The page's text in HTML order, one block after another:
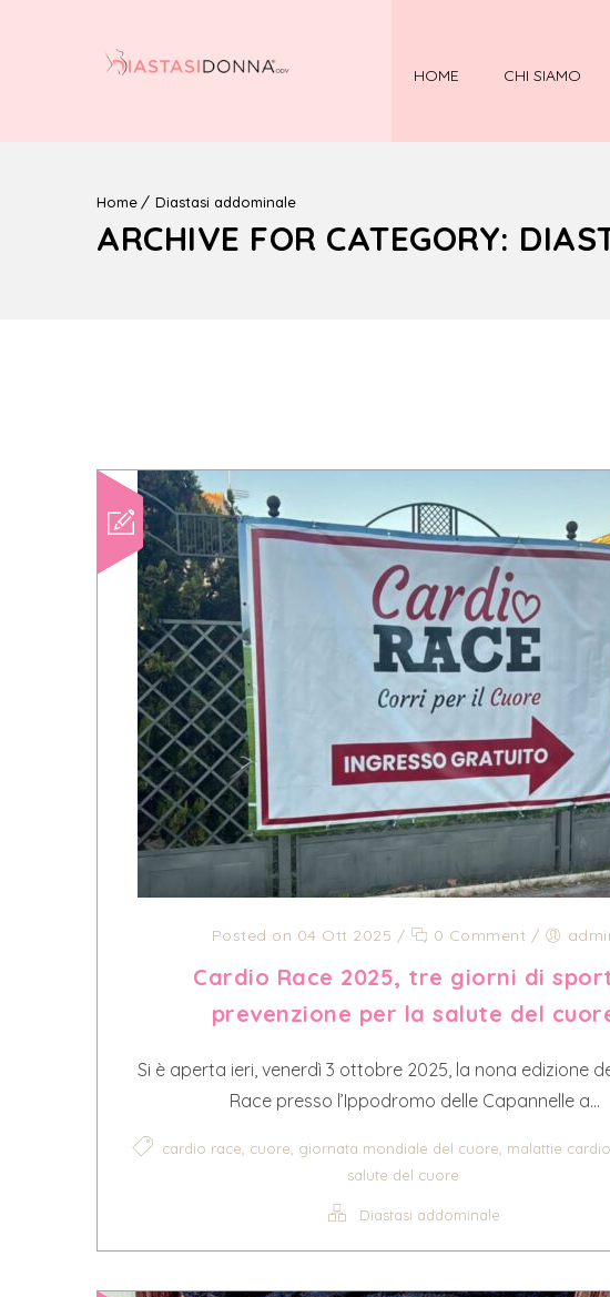
HOME CHI SIAMO
Home Diastasi addominale
ARCHIVE FOR CATEGORY:
Posted on 04 Ott 2025 / 0 Comment /
Cardio Race 2025, tre giorni di
prevenzione per la salute del
Si è aperta ieri, venerdì 3 ottobre 2025, la nona edizione
Race presso l’Ippodromo delle Capannelle a...
cardio race, cuore, giornata mondiale del cuore, malattie
salute del cuore
Diastasi addominale